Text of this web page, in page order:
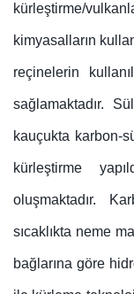
kürleştirme/
kimyasalların
reçinelerin
sağlamaktadır.
kauçukta karbon-
kürleştirme
oluşmaktadır.
sıcaklıkta neme
bağlarına göre